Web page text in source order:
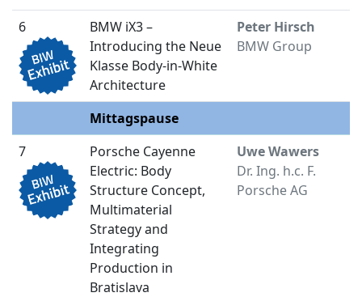
6
BMW iX3 –
Introducing the Neue
Klasse Body-in-White
Architecture
Peter Hirsch
BMW Group
Mittagspause
7
Porsche Cayenne
Electric: Body
Structure Concept,
Multimaterial
Strategy and
Integrating
Production in
Bratislava
Uwe Wawers
Dr. Ing. h.c. F.
Porsche AG